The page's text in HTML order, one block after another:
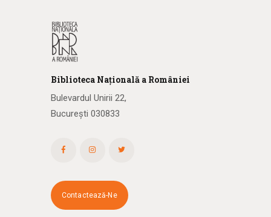
Biblioteca Națională a României
Bulevardul Unirii 22,
București 030833
Contactează-Ne